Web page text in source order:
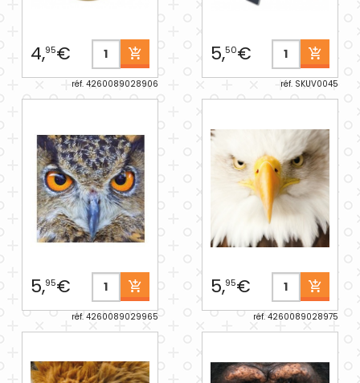
4,95€
réf. 4260089028906
5,50€
réf. SKUV0045
5,95€
réf. 4260089029965
5,95€
réf. 4260089028975